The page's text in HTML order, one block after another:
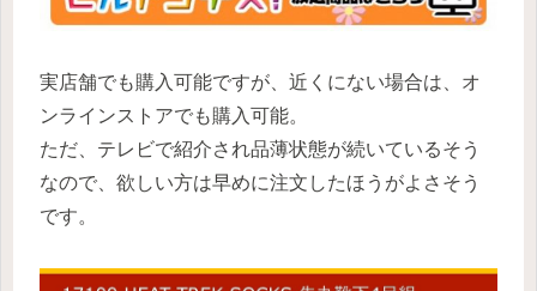
実店舗でも購入可能ですが、近くにない場合は、オ
ンラインストアでも購入可能。
ただ、テレビで紹介され品薄状態が続いているそう
なので、欲しい方は早めに注文したほうがよさそう
です。